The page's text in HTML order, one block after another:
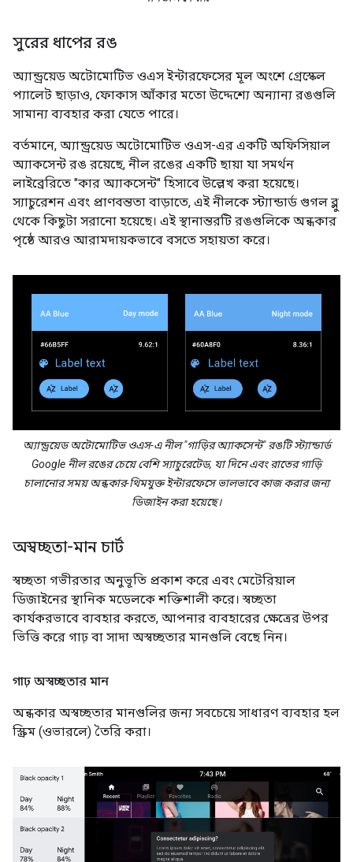
সুরের ধাপের রঙ
অ্যান্ড্রয়েড অটোমোটিভ ওএস ইন্টারফেসের মূল অংশে গ্রেস্কেল
প্যালেট ছাড়াও, ফোকাস আঁকার মতো উদ্দেশ্যে অন্যান্য রঙগুলি
সামান্য ব্যবহার করা যেতে পারে।
বর্তমানে, অ্যান্ড্রয়েড অটোমোটিভ ওএস-এর একটি অফিসিয়াল
অ্যাকসেন্ট রঙ রয়েছে, নীল রঙের একটি ছায়া যা সমর্থন
লাইব্রেরিতে "কার অ্যাকসেন্ট" হিসাবে উল্লেখ করা হয়েছে।
স্যাচুরেশন এবং প্রাণবন্ততা বাড়াতে, এই নীলকে স্ট্যান্ডার্ড গুগল ব্লু
থেকে কিছুটা সরানো হয়েছে। এই স্থানান্তরটি রঙগুলিকে অন্ধকার
পৃষ্ঠে আরও আরামদায়কভাবে বসতে সহায়তা করে।
অ্যান্ড্রয়েড অটোমোটিভ ওএস-এ নীল "গাড়ির অ্যাকসেন্ট" রঙটি স্ট্যান্ডার্ড
Google নীল রঙের চেয়ে বেশি স্যাচুরেটেড, যা দিনে এবং রাতের গাড়ি
চালানোর সময় অন্ধকার-থিমযুক্ত ইন্টারফেসে ভালভাবে কাজ করার জন্য
ডিজাইন করা হয়েছে।
অস্বচ্ছতা-মান চার্ট
স্বচ্ছতা গভীরতার অনুভূতি প্রকাশ করে এবং মেটেরিয়াল
ডিজাইনের স্থানিক মডেলকে শক্তিশালী করে। স্বচ্ছতা
কার্যকরভাবে ব্যবহার করতে, আপনার ব্যবহারের ক্ষেত্রের উপর
ভিত্তি করে গাঢ় বা সাদা অস্বচ্ছতার মানগুলি বেছে নিন।
গাঢ় অস্বচ্ছতার মান
অন্ধকার অস্বচ্ছতার মানগুলির জন্য সবচেয়ে সাধারণ ব্যবহার হল
স্ক্রিম (ওভারলে) তৈরি করা।